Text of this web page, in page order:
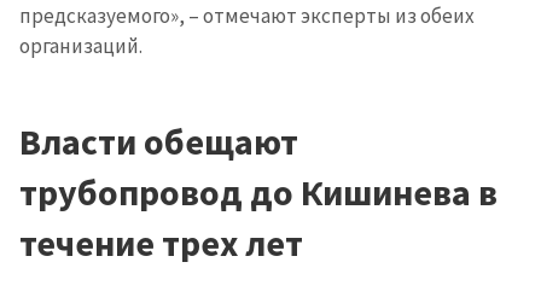
предсказуемого», – отмечают эксперты из обеих
организаций.
Власти обещают
трубопровод до Кишинева в
течение трех лет